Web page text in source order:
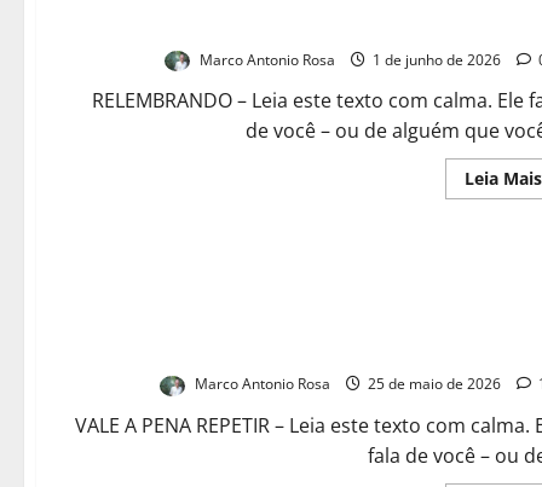
Marco Antonio Rosa 1 de junho de 2026
RELEMBRANDO – Leia este texto com calma. Ele
de você – ou de alguém que
Leia Mais
Marco Antonio Rosa 25 de maio de 2026
VALE A PENA REPETIR – Leia este texto com calma.
fala de você – ou